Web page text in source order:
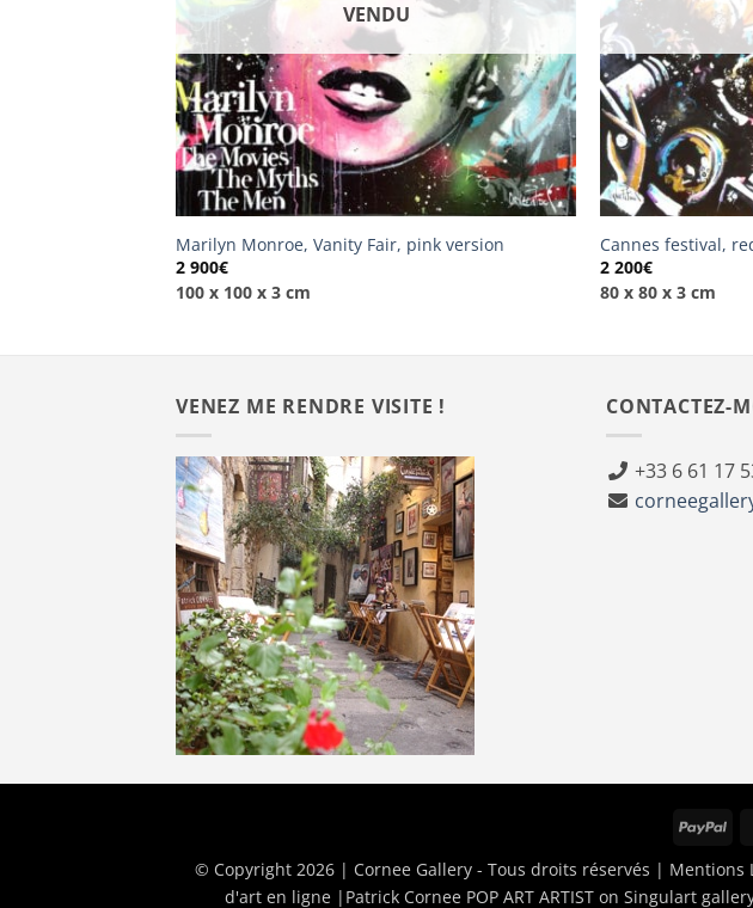
VENDU
Marilyn Monroe, Vanity Fair, pink version
2 900€
100 x 100 x 3 cm
Cannes festival,
2 200€
80 x 80 x 3 cm
VENEZ ME RENDRE VISITE ! CONTACTEZ-
+33 6 61 17
© Copyright 2026 | Cornee Gallery - Tous droits réservés | Mentions
d'art en ligne| Patrick Cornee POP ART ARTIST on Singulart